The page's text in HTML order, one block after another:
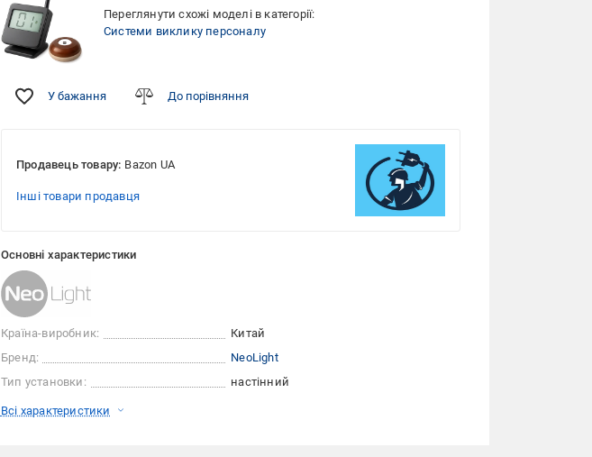
Переглянути схожі моделі в категорії:
Системи виклику персоналу
У бажання До порівняння
Продавець товару: Bazon UA
Інші товари продавця
Основні характеристики
Країна-виробник:
Китай
Бренд:
NeoLight
Тип установки:
настінний
Всі характеристики